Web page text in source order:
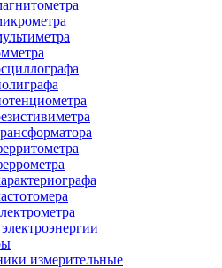
измерительные